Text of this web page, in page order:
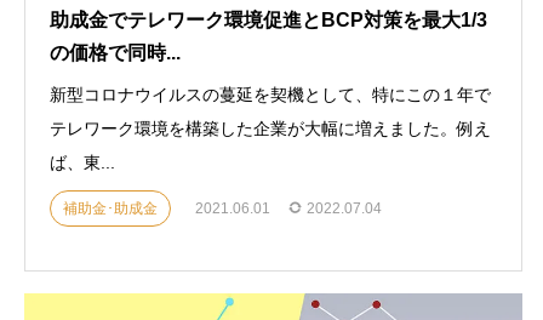
助成金でテレワーク環境促進とBCP対策を最大1/3
の価格で同時...
新型コロナウイルスの蔓延を契機として、特にこの１年で
テレワーク環境を構築した企業が大幅に増えました。例え
ば、東...
補助金･助成金 2021.06.01 2022.07.04